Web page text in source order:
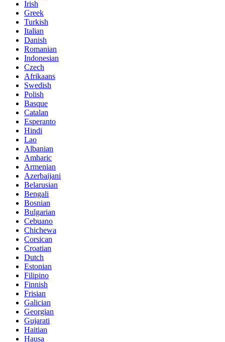
Irish
Greek
Turkish
Italian
Danish
Romanian
Indonesian
Czech
Afrikaans
Swedish
Polish
Basque
Catalan
Esperanto
Hindi
Lao
Albanian
Amharic
Armenian
Azerbaijani
Belarusian
Bengali
Bosnian
Bulgarian
Cebuano
Chichewa
Corsican
Croatian
Dutch
Estonian
Filipino
Finnish
Frisian
Galician
Georgian
Gujarati
Haitian
Hausa